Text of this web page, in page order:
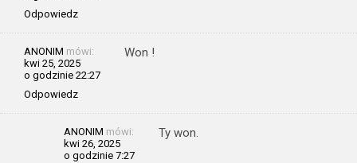
Odpowiedz
ANONIM mówi:
kwi 25, 2025
o godzinie 22:27
Odpowiedz
Won !
ANONIM mówi:
kwi 26, 2025
o godzinie 7:27
Ty won.